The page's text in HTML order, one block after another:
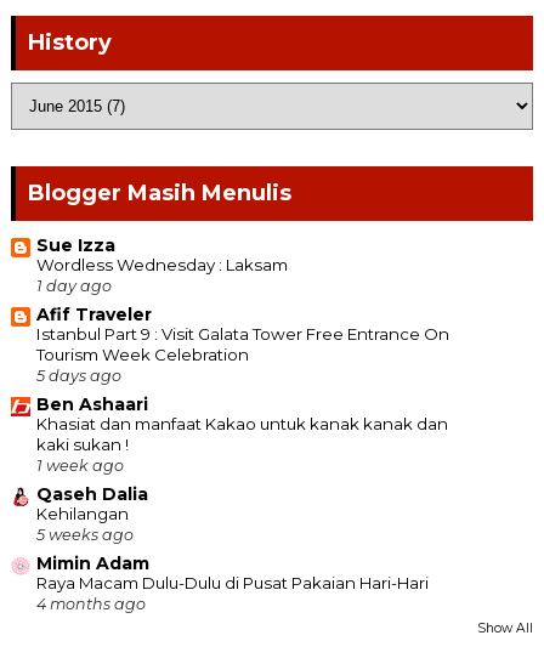
History
Blogger Masih Menulis
Sue Izza
Wordless Wednesday : Laksam
1 day ago
Afif Traveler
Istanbul Part 9 : Visit Galata Tower Free Entrance On
Tourism Week Celebration
5 days ago
Ben Ashaari
Khasiat dan manfaat Kakao untuk kanak kanak dan
kaki sukan !
1 week ago
Qaseh Dalia
Kehilangan
5 weeks ago
Mimin Adam
Raya Macam Dulu-Dulu di Pusat Pakaian Hari-Hari
4 months ago
Show All